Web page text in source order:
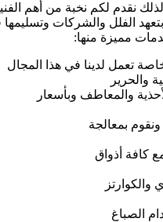
نقدم لكم نخبة من أهم
الفلل والشركات
مميزة منها:
تعمل لدينا في هذا المجال
والحرير
والمعاطف وبأسعار
بمعالجة
كافة أذواق
والكوارتز
الصباغ